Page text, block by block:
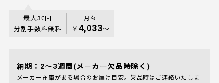
最大30回
分割手数料無料
月々
￥ 4,033〜
納期：2～3週間(メーカー欠品時除く)
メーカー在庫がある場合のお届け目安。欠品時はご連絡いたしま